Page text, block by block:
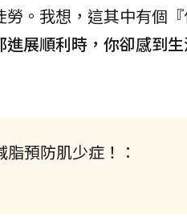
。我想，這其中有個『
展順利時，你卻感到
預防肌少症！：